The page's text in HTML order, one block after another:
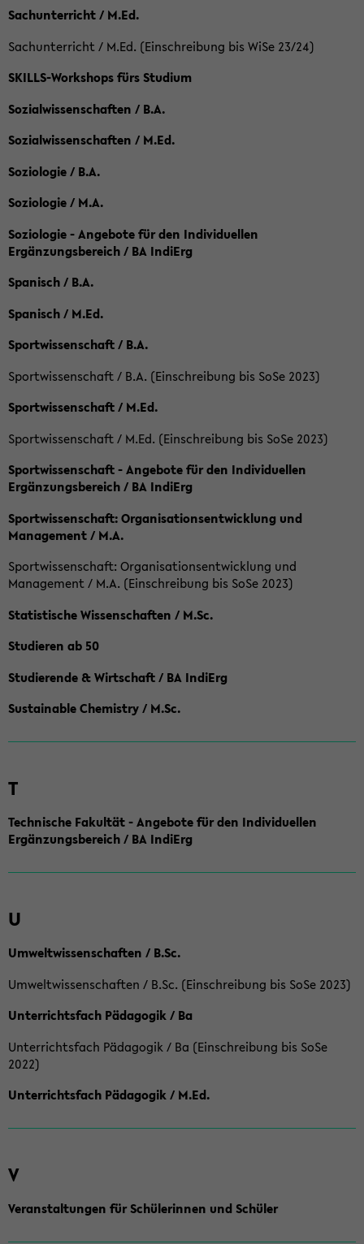
Sachunterricht / M.Ed.
Sachunterricht / M.Ed. (Einschreibung bis WiSe 23/24)
SKILLS-Workshops fürs Studium
Sozialwissenschaften / B.A.
Sozialwissenschaften / M.Ed.
Soziologie / B.A.
Soziologie / M.A.
Soziologie - Angebote für den Individuellen
Ergänzungsbereich / BA IndiErg
Spanisch / B.A.
Spanisch / M.Ed.
Sportwissenschaft / B.A.
Sportwissenschaft / B.A. (Einschreibung bis SoSe 2023)
Sportwissenschaft / M.Ed.
Sportwissenschaft / M.Ed. (Einschreibung bis SoSe 2023)
Sportwissenschaft - Angebote für den Individuellen
Ergänzungsbereich / BA IndiErg
Sportwissenschaft: Organisationsentwicklung und
Management / M.A.
Sportwissenschaft: Organisationsentwicklung und
Management / M.A. (Einschreibung bis SoSe 2023)
Statistische Wissenschaften / M.Sc.
Studieren ab 50
Studierende & Wirtschaft / BA IndiErg
Sustainable Chemistry / M.Sc.
T
Technische Fakultät - Angebote für den Individuellen
Ergänzungsbereich / BA IndiErg
U
Umweltwissenschaften / B.Sc.
Umweltwissenschaften / B.Sc. (Einschreibung bis SoSe 2023)
Unterrichtsfach Pädagogik / Ba
Unterrichtsfach Pädagogik / Ba (Einschreibung bis SoSe
2022)
Unterrichtsfach Pädagogik / M.Ed.
V
Veranstaltungen für Schülerinnen und Schüler